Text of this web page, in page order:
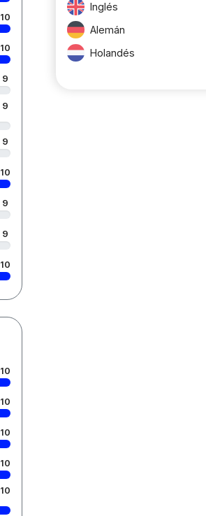
10
10
9
9
9
10
9
9
10
10
10
10
10
10
Inglés
Alemán
Holandés